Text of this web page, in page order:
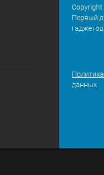
Copyright
Первый
данных